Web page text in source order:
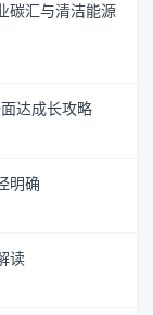
碳汇与清洁能源
达成长攻略
明确
读